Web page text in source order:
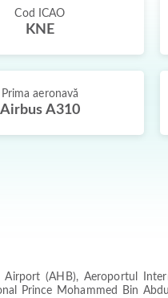
Cod ICAO
KNE
Prima aeronavă
Airbus A310
(AHB), Aeroportul
Prince Mohammed Bin